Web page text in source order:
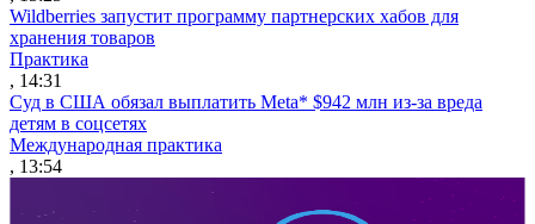
Wildberries запустит программу партнерских хабов для
хранения товаров
Практика
, 14:31
Суд в США обязал выплатить Meta* $942 млн из-за вреда
детям в соцсетях
Международная практика
, 13:54